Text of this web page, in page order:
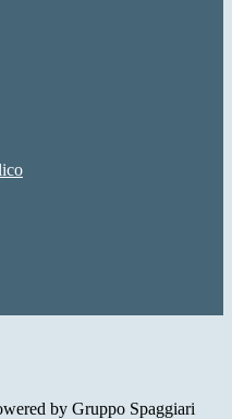
by Gruppo Spaggiari